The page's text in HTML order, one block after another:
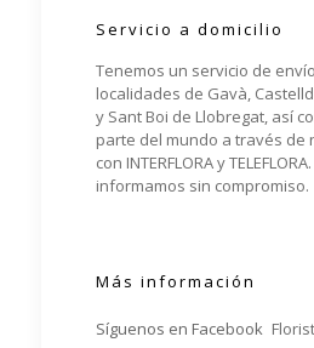
Servicio a domicilio
Tenemos un servicio de
localidades de Gavà,
y Sant Boi de Llobregat, así
parte del mundo a través de
con INTERFLORA y
informamos sin compromiso.
Más información
Síguenos en Facebook